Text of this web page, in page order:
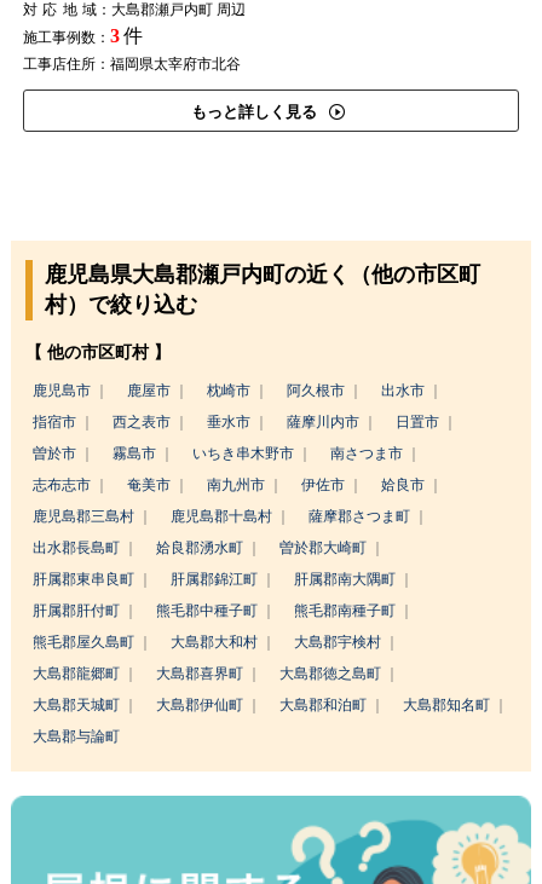
対応地域：大島郡瀬戸内町 周辺
施工事例数： 3件
工事店住所：福岡県太宰府市北谷
もっと詳しく見る
鹿児島県大島郡瀬戸内町の近く（他の市区町
村）で絞り込む
【 他の市区町村 】
鹿児島市 鹿屋市 枕崎市 阿久根市
出水市
指宿市
西之表市 垂水市 薩摩川内市
日置市
曽於市
霧島市 いちき串木野市
南さつま市
志布志市
奄美市 南九州市 伊佐市
姶良市
鹿児島郡三島村
鹿児島郡十島村
薩摩郡さつま町
出水郡長島町
姶良郡湧水町
曽於郡大崎町
肝属郡東串良町
肝属郡錦江町
肝属郡南大隅町
肝属郡肝付町
熊毛郡中種子町
熊毛郡南種子町
熊毛郡屋久島町
大島郡大和村
大島郡宇検村
大島郡龍郷町
大島郡喜界町
大島郡徳之島町
大島郡天城町
大島郡伊仙町 大島郡和泊町
大島郡知名町
大島郡与論町